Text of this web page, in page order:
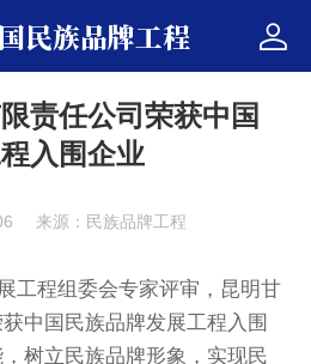
民族品牌工程
责任公司荣获中国
入围企业
来源：民族品牌工程
工程组委会专家评审， 昆明甘
中国民族品牌发展工程入围
，树立民族品牌形象，实现民